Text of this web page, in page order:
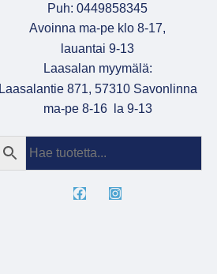
Puh: 0449858345
Avoinna ma-pe klo 8-17,
lauantai 9-13
Laasalan myymälä:
Laasalantie 871, 57310 Savonlinna
ma-pe 8-16 la 9-13